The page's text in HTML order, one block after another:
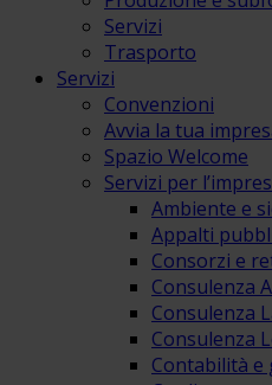
Servizi
Trasporto
Servizi
Convenzioni
Avvia la tua
Spazio Welcome
Servizi per
Ambiente e
Appalti
Consorzi e
Consulenza
Consulenza
Consulenza
Contabilità e